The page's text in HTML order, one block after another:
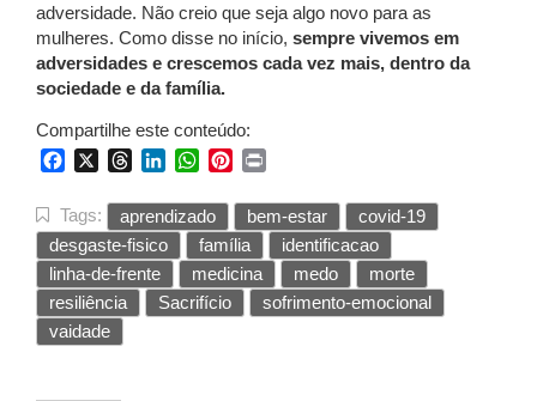
adversidade. Não creio que seja algo novo para as
mulheres. Como disse no início, sempre vivemos em
adversidades e crescemos cada vez mais, dentro da
sociedade e da família.
Compartilhe este conteúdo:
FacebookThreadsLinkedInWhatsApp
Pinterest
Tags: aprendizado bem-estar
covid-19
desgaste-fisico
família
identificacao
linha-de-frente
medicina medo
morte
resiliência
Sacrifício
sofrimento-emocional
vaidade